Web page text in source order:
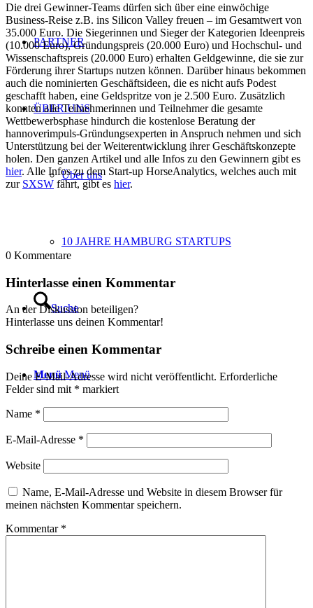
PARTNER
ÜBER UNS
Über uns
10 JAHRE HAMBURG STARTUPS
Suche
Menü Menü
Die drei Gewinner-Teams dürfen sich über eine einwöchige
Business-Reise z.B. ins Silicon Valley freuen – im Gesamtwert von
35.000 Euro. Die Siegerinnen und Sieger der Kategorien Ideenpreis
(10.000 Euro), Gründungspreis (20.000 Euro) und Hochschul- und
Wissenschaftspreis (20.000 Euro) erhalten Geldgewinne, die sie zur
Förderung ihrer Startups nutzen können. Darüber hinaus bekommen
auch die nominierten Geschäftsideen, die es nicht aufs Podest
geschafft haben, eine Geldspritze von je 2.500 Euro. Zusätzlich
konnten alle Teilnehmerinnen und Teilnehmer die gesamte
Wettbewerbsphase hindurch die kostenlose Beratung der
hannoverimpuls-Gründungsexperten in Anspruch nehmen und sich
Unterstützung bei der Weiterentwicklung ihrer Geschäftskonzepte
holen. Den ganzen Artikel und alle Infos zu den Gewinnern gibt es
hier. Alle Infos zu dem Start-up HorseAnalytics, welches auch mit
zur SXSW fährt, gibt es hier.
0 Kommentare
Hinterlasse einen Kommentar
An der Diskussion beteiligen?
Hinterlasse uns deinen Kommentar!
Schreibe einen Kommentar
Deine E-Mail-Adresse wird nicht veröffentlicht. Erforderliche
Felder sind mit * markiert
Name *
E-Mail-Adresse *
Website
Name, E-Mail-Adresse und Website in diesem Browser für
meinen nächsten Kommentar speichern.
Kommentar *